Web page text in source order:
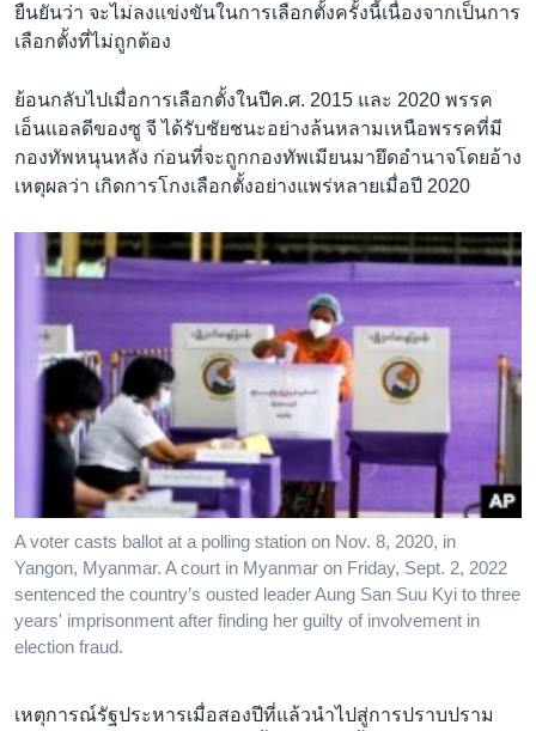
ยืนยันว่า จะไม่ลงแข่งขันในการเลือกตั้งครั้งนี้เนื่องจากเป็นการ
เลือกตั้งที่ไม่ถูกต้อง
ย้อนกลับไปเมื่อการเลือกตั้งในปีค.ศ. 2015 และ 2020 พรรค
เอ็นแอลดีของซู จี ได้รับชัยชนะอย่างล้นหลามเหนือพรรคที่มี
กองทัพหนุนหลัง ก่อนที่จะถูกกองทัพเมียนมายึดอำนาจโดยอ้าง
เหตุผลว่า เกิดการโกงเลือกตั้งอย่างแพร่หลายเมื่อปี 2020
A voter casts ballot at a polling station on Nov. 8, 2020, in
Yangon, Myanmar. A court in Myanmar on Friday, Sept. 2, 2022
sentenced the country’s ousted leader Aung San Suu Kyi to three
years' imprisonment after finding her guilty of involvement in
election fraud.
เหตุการณ์รัฐประหารเมื่อสองปีที่แล้วนำไปสู่การปราบปราม